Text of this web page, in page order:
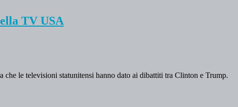
TV USA
che le televisioni statunitensi hanno dato ai dibattiti tra Clinton e Trump.